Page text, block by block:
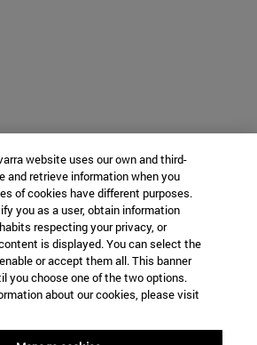
website uses our own and third-
and retrieve information when you
of cookies have different purposes.
you as a user, obtain information
respecting your privacy, or
is displayed. You can select the
or accept them all. This banner
you choose one of the two options.
about our cookies, please visit